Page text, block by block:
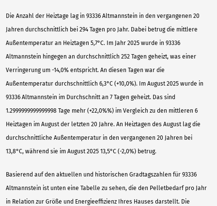
Die Anzahl der Heiztage lag in 93336 Altmannstein in den vergangenen 20
Jahren durchschnittlich bei 294 Tagen pro Jahr. Dabei betrug die mittlere
Außentemperatur an Heiztagen 5,7°C. Im Jahr 2025 wurde in 93336
Altmannstein hingegen an durchschnittlich 252 Tagen geheizt, was einer
Verringerung um -14,0% entspricht. An diesen Tagen war die
Außentemperatur durchschnittlich 6,3°C (+10,0%). Im August 2025 wurde in
93336 Altmannstein im Durchschnitt an 7 Tagen geheizt. Das sind
1.2999999999999998 Tage mehr (+22,0%%) im Vergleich zu den mittleren 6
Heiztagen im August der letzten 20 Jahre. An Heiztagen des August lag die
durchschnittliche Außentemperatur in den vergangenen 20 Jahren bei
13,8°C, während sie im August 2025 13,5°C (-2,0%) betrug.
Basierend auf den aktuellen und historischen Gradtagszahlen für 93336
Altmannstein ist unten eine Tabelle zu sehen, die den Pelletbedarf pro Jahr
in Relation zur Größe und Energieeffizienz Ihres Hauses darstellt. Die